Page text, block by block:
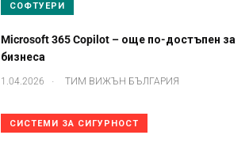
СОФТУЕРИ
Microsoft 365 Copilot – още по-достъпен за
бизнеса
1.04.2026 . ТИМ ВИЖЪН БЪЛГАРИЯ
СИСТЕМИ ЗА СИГУРНОСТ